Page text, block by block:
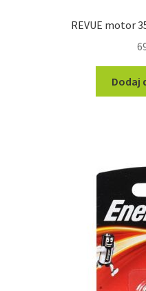
REVUE motor
Dodaj